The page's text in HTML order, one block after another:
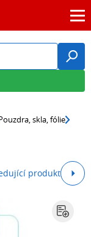
skla, fólie
produkt